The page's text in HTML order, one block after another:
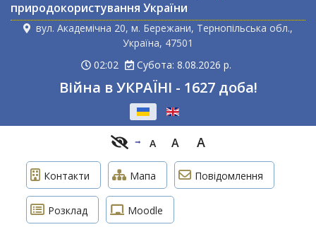
природокористування України
вул. Академічна 20, м. Бережани, Тернопільська обл.,
Україна, 47501
02:02
Субота: 8.08.2026 р.
Війна в УКРАЇНІ - 1627 доба!
A A A
Контакти Мапа Повідомлення
Розклад Moodle